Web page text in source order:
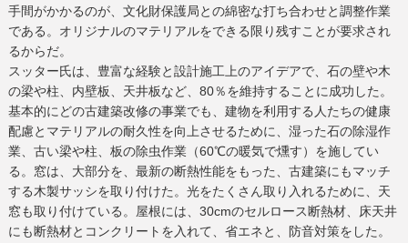
手間がかかるのが、文化財保護局との綿密な打ち合わせと調整作業
である。オリジナルのマテリアルをできる限り残すことが要求され
るからだ。
スッター氏は、豊富な経験と設計施工上のアイデアで、石の壁や木
の梁や柱、内壁板、天井板など、80％を維持することに成功した。
基本的にどの古建築改修の事業でも、建物を利用する人たちの健康
配慮とマテリアルの耐久性を向上させるために、湿った石の除湿作
業、古い梁や柱、板の除虫作業（60℃の暖気で燻す）を施してい
る。窓は、大部分を、最新の断熱性能をもった、古建築にもマッチ
する木製サッシを取り付けた。光をたくさん取り入れるために、天
窓も取り付けている。屋根には、30cmのセルロース断熱材、床天井
にも断熱材とコンクリートを入れて、省エネと、防音対策をした。